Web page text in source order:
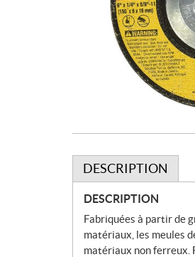
DESCRIPTION
DESCRIPTION
Fabriquées à partir de
matériaux, les meules
matériaux non ferreux.